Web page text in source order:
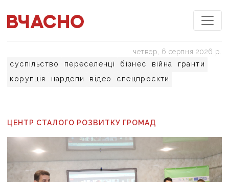
суспільство переселенці бізнес війна
гранти
корупція
нардепи відео спецпроєкти
четвер, 6 серпня 2026 р.
ЦЕНТР СТАЛОГО РОЗВИТКУ ГРОМАД